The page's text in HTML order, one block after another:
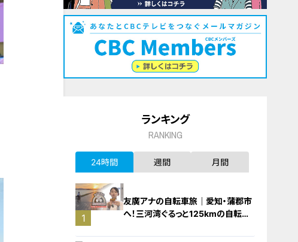
ランキング
RANKING
24時間 週間 月間
1
友廣アナの自転車旅｜愛知・蒲郡市
へ！三河湾ぐるっと125kmの自転車